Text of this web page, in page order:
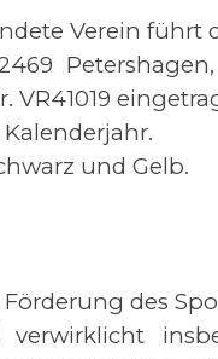
Verein führt
VR41019
und Gelb.
Förderung des
verwirklicht